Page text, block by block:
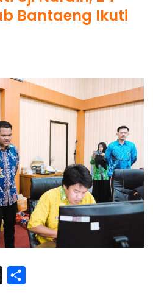
Bantaeng Ikuti